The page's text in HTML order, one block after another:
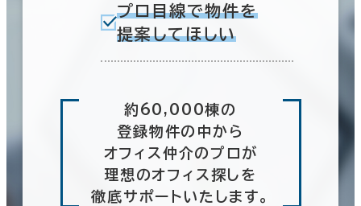
プロ目線で物件を
提案してほしい
約60,000棟の
登録物件の中から
オフィス仲介のプロが
理想のオフィス探しを
徹底サポートいたします。